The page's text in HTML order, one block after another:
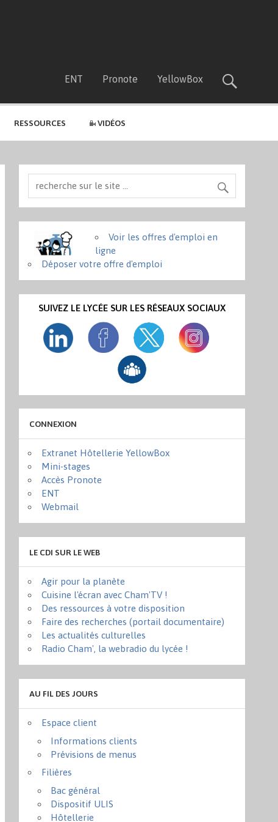
ENT Pronote YellowBox
RESSOURCES VIDÉOS
Voir les offres d'emploi en
ligne
Déposer votre offre d'emploi
SUIVEZ LE LYCÉE SUR LES RÉSEAUX SOCIAUX
CONNEXION
Extranet Hôtellerie YellowBox
Mini-stages
Accès Pronote
ENT
Webmail
LE CDI SUR LE WEB
Agir pour la planète
Cuisine l'écran avec Cham'TV !
Des ressources à votre disposition
Faire des recherches (portail documentaire)
Les actualités culturelles
Radio Cham', la webradio du lycée !
AU FIL DES JOURS
Espace client
Informations clients
Prévisions de menus
Filières
Bac général
Dispositif ULIS
Hôtellerie